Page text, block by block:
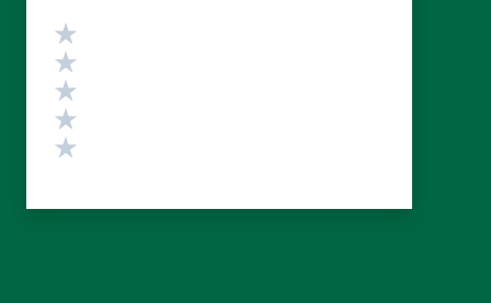
Valutazione